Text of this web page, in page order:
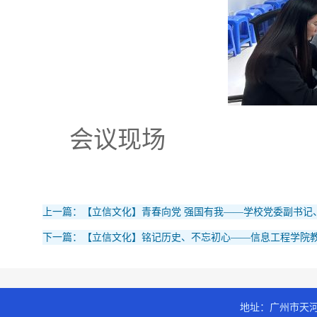
会议现场
上一篇：【立信文化】青春向党 强国有我——学校党委副书
下一篇：【立信文化】铭记历史、不忘初心——信息工程学院
地址：广州市天